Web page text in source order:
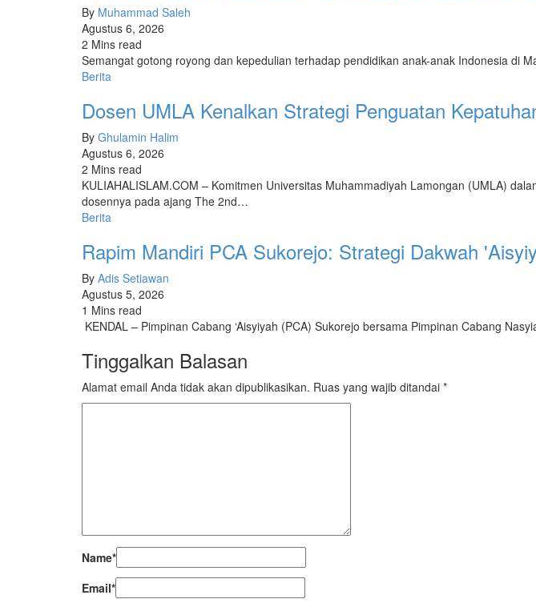
By Muhammad Saleh
Agustus 6, 2026
2 Mins read
​Semangat gotong royong dan kepedulian terhadap pendidikan anak-anak Indonesia di
Berita
Dosen UMLA Kenalkan Strategi Penguatan
By Ghulamin Halim
Agustus 6, 2026
2 Mins read
KULIAHALISLAM.COM – Komitmen Universitas Muhammadiyah Lamongan (UMLA)
dosennya pada ajang The 2nd…
Berita
Rapim Mandiri PCA Sukorejo: Strategi Dakwah
By Adis Setiawan
Agustus 5, 2026
1 Mins read
KENDAL – Pimpinan Cabang ‘Aisyiyah (PCA) Sukorejo bersama Pimpinan Cabang
Tinggalkan Balasan
Alamat email Anda tidak akan dipublikasikan. Ruas yang wajib ditandai *
Name*
Email*